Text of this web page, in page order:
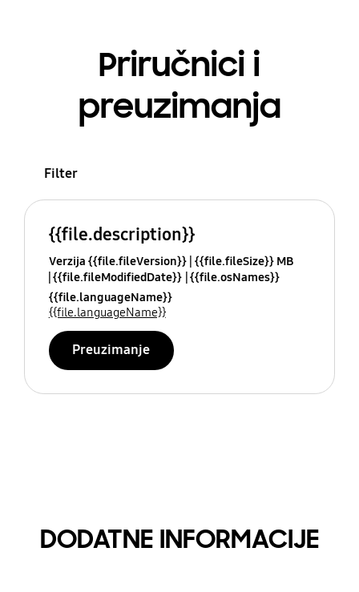
Priručnici i
preuzimanja
Filter
{{file.description}}
Verzija {{file.fileVersion}} {{file.fileSize}} MB
{{file.fileModifiedDate}} {{file.osNames}}
{{file.languageName}}
{{file.languageName}}
Preuzimanje
DODATNE INFORMACIJE